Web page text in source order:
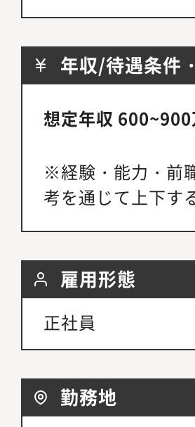
年収/待遇条件
想定年収 600~900
※経験・能力・前
考を通じて上下す
雇用形態
正社員
勤務地